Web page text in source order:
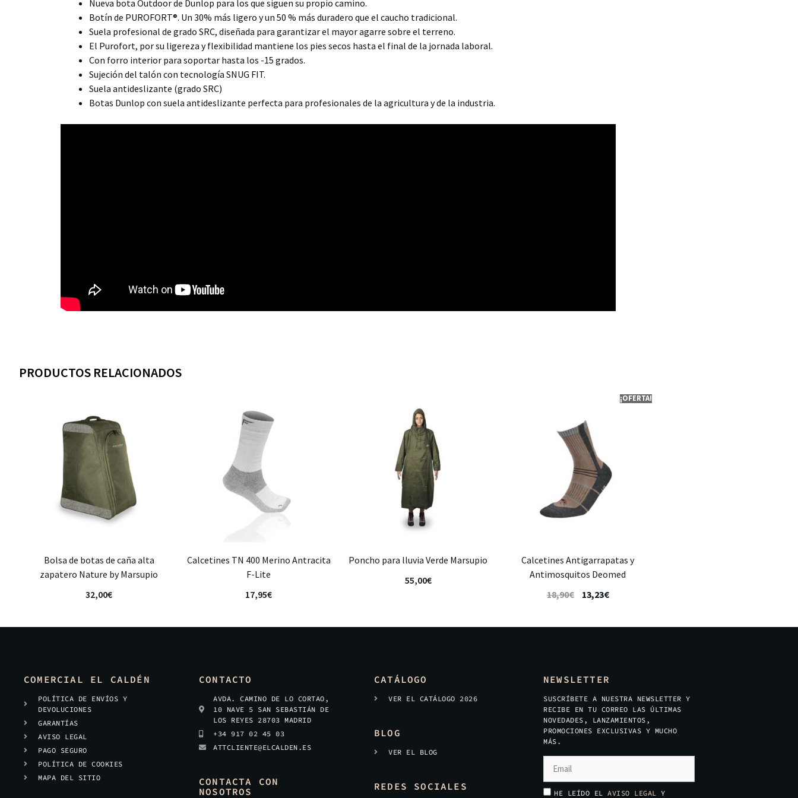
Nueva bota Outdoor de Dunlop para los que siguen su propio camino.
Botín de PUROFORT®. Un 30% más ligero y un 50 % más duradero que el caucho tradicional.
Suela profesional de grado SRC, diseñada para garantizar el mayor agarre sobre el terreno.
El Purofort, por su ligereza y flexibilidad mantiene los pies secos hasta el final de la jornada laboral.
Con forro interior para soportar hasta los -15 grados.
Sujeción del talón con tecnología SNUG FIT.
Suela antideslizante (grado SRC)
Botas Dunlop con suela antideslizante perfecta para profesionales de la agricultura y de la industria.
PRODUCTOS RELACIONADOS
Bolsa de botas de caña alta
zapatero Nature by Marsupio
32,00€
Calcetines TN 400 Merino Antracita
F-Lite
17,95€
Poncho para lluvia Verde Marsupio
55,00€
¡OFERTA!
Calcetines Antigarrapatas y
Antimosquitos Deomed
18,90€ 13,23€
COMERCIAL EL CALDÉN
POLÍTICA DE ENVÍOS Y
DEVOLUCIONES
GARANTÍAS
AVISO LEGAL
PAGO SEGURO
POLÍTICA DE COOKIES
MAPA DEL SITIO
CONTACTO
AVDA. CAMINO DE LO CORTAO,
10 NAVE 5 SAN SEBASTIÁN DE
LOS REYES 28703 MADRID
+34 917 02 45 03
ATTCLIENTE@ELCALDEN.ES
CONTACTA CON
NOSOTROS
CATÁLOGO
VER EL CATÁLOGO 2026
BLOG
VER EL BLOG
REDES SOCIALES
NEWSLETTER
SUSCRÍBETE A NUESTRA NEWSLETTER Y
RECIBE EN TU CORREO LAS ÚLTIMAS
NOVEDADES, LANZAMIENTOS,
PROMOCIONES EXCLUSIVAS Y MUCHO
MÁS.
HE LEÍDO EL AVISO LEGAL Y